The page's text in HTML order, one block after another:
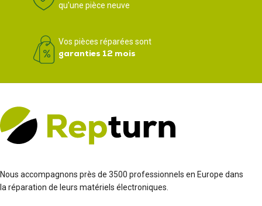
qu'une pièce neuve
Vos pièces réparées sont
garanties 12 mois
Nous accompagnons près de 3500 professionnels en Europe dans
la réparation de leurs matériels électroniques.